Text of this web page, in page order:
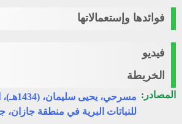
فوائدها وإستعمالاتها
فيديو
الخريطة
المصادر:
مسرحي،
للنباتات البرية في منطقة جازان،